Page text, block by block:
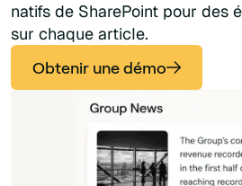
natifs de SharePoint pour des
sur chaque article.
Obtenir une démo